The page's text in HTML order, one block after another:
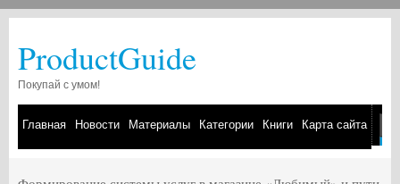
ProductGuide
Покупай с умом!
Главная Новости Материалы Категории Книги Карта сайта